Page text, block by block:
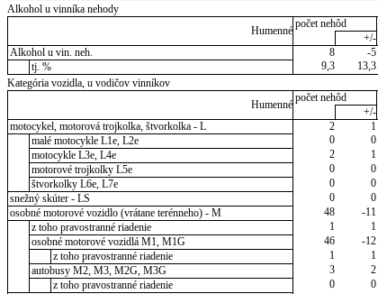
Alkohol u vinníka nehody
Humenné
počet nehôd
+/-
Alkohol u vin. neh.
8 -5
tj. %
9,3 13,3
Kategória vozidla, u vodičov vinníkov
Humenné
počet nehôd
+/-
motocykel, motorová trojkolka, štvorkolka - L
2 1
malé motocykle L1e, L2e
0 0
motocykle L3e, L4e
2 1
motorové trojkolky L5e
0 0
štvorkolky L6e, L7e
0 0
snežný skúter - LS
0 0
osobné motorové vozidlo (vrátane terénneho) - M
48 -11
z toho pravostranné riadenie
1 1
osobné motorové vozidlá M1, M1G
46 -12
z toho pravostranné riadenie
1 1
autobusy M2, M3, M2G, M3G
3 2
z toho pravostranné riadenie
0 0